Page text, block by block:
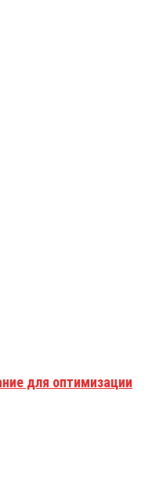
для оптимизации